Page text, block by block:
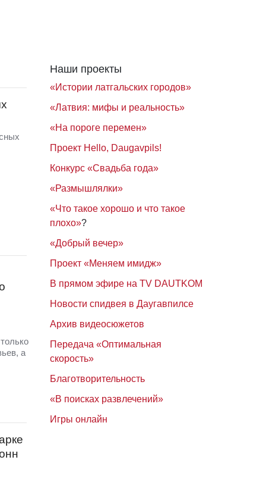
а
Наши проекты
«Истории латгальских городов»
«Латвия: мифы и реальность»
«На пороге перемен»
Проект Hello, Daugavpils!
Конкурс «Свадьба года»
«Размышлялки»
«Что такое хорошо и что такое
плохо»?
«Добрый вечер»
Проект «Меняем имидж»
В прямом эфире на TV DAUTKOM
Новости спидвея в Даугавпилсе
Архив видеосюжетов
Передача «Оптимальная
скорость»
Благотворительность
«В поисках развлечений»
Игры онлайн